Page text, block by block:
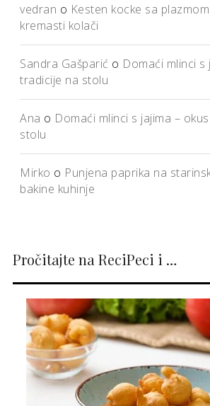
vedran o Kesten kocke sa
kremasti kolači
Sandra Gašparić o Domaći mlinci s
tradicije na stolu
Ana o Domaći mlinci s jajima –
stolu
Mirko o Punjena paprika na
bakine kuhinje
Pročitajte na ReciPeci i …